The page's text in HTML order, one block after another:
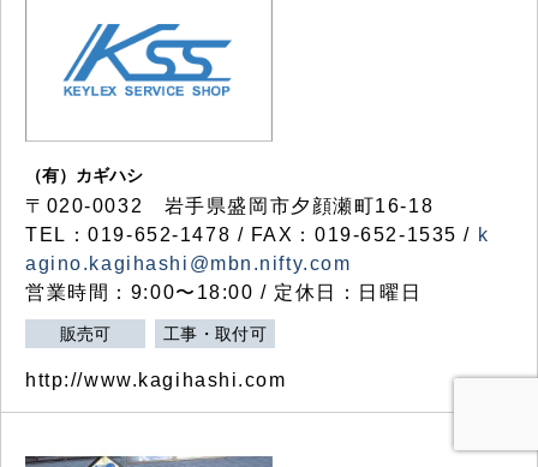
（有）カギハシ
〒020-0032 岩手県盛岡市夕顔瀬町16-18
TEL：019-652-1478 / FAX：019-652-1535 / k
agino.kagihashi@mbn.nifty.com
営業時間：9:00〜18:00 / 定休日：日曜日
販売可 工事・取付可
http://www.kagihashi.com